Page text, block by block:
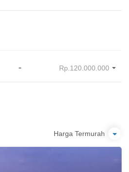
Harga Termurah